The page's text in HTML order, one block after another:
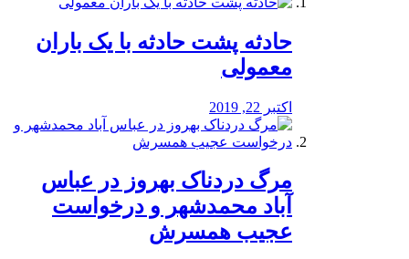
️حادثه پشت حادثه با یک باران
معمولی
اکتبر 22, 2019
مرگ دردناک بهروز در عباس
آباد محمدشهر و درخواست
عجیب همسرش